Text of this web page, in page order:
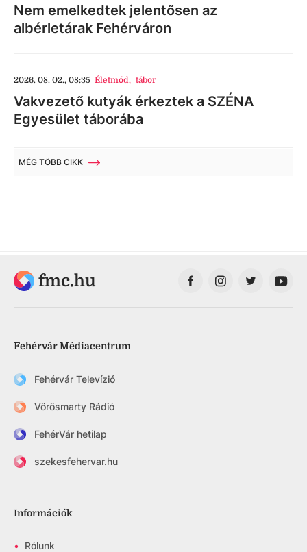
Nem emelkedtek jelentősen az
albérletárak Fehérváron
2026. 08. 02., 08:35 Életmód, tábor
Vakvezető kutyák érkeztek a SZÉNA
Egyesület táborába
MÉG TÖBB CIKK
fmc.hu
Fehérvár Médiacentrum
Fehérvár Televízió
Vörösmarty Rádió
FehérVár hetilap
szekesfehervar.hu
Információk
• Rólunk